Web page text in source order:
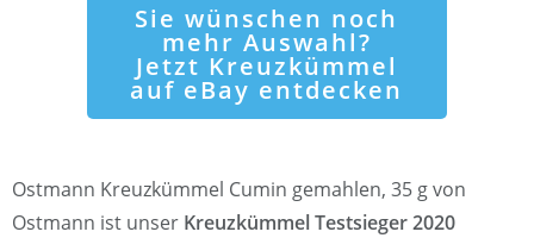
Sie wünschen noch
mehr Auswahl?
Jetzt Kreuzkümmel
auf eBay entdecken
Ostmann Kreuzkümmel Cumin gemahlen, 35 g von
Ostmann ist unser Kreuzkümmel Testsieger 2020